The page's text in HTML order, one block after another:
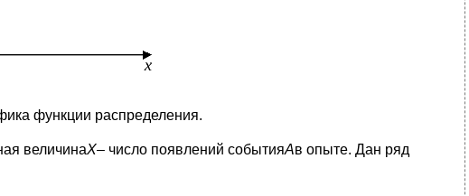
функции распределения.
величинаХ– число появлений событияАв опыте. Дан ряд